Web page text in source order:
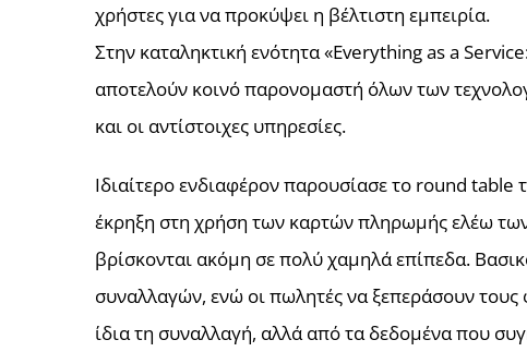
χρήστες για να προκύψει η βέλτιστη εμπειρία.
Στην καταληκτική ενότητα «Everything as a
αποτελούν κοινό παρονομαστή όλων των
και οι αντίστοιχες υπηρεσίες.
Ιδιαίτερο ενδιαφέρον παρουσίασε το round
έκρηξη στη χρήση των καρτών πληρωμής ελέω
βρίσκονται ακόμη σε πολύ χαμηλά επίπεδα.
συναλλαγών, ενώ οι πωλητές να ξεπεράσουν τους
ίδια τη συναλλαγή, αλλά από τα δεδομένα που